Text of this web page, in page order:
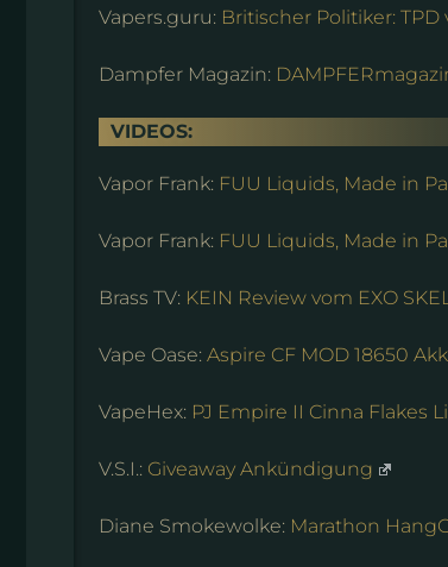
Vapers.guru: Britischer Politiker:
Dampfer Magazin:
VIDEOS:
Vapor Frank: FUU Liquids, Made in
Vapor Frank: FUU Liquids, Made in
Brass TV: KEIN Review vom EXO
Vape Oase: Aspire CF MOD 18650
VapeHex: PJ Empire II Cinna Flakes
V.S.I.: Giveaway Ankündigung
Diane Smokewolke: Marathon